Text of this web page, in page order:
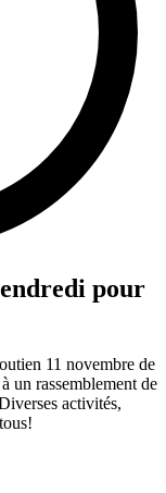
pour
11 novembre de
un rassemblement de
activités,